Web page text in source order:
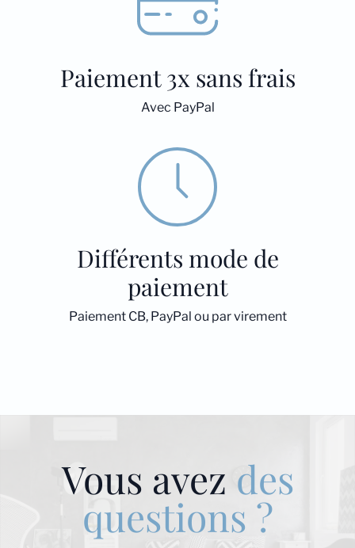
Paiement 3x sans frais
Avec PayPal
Différents mode de
paiement
Paiement CB, PayPal ou par virement
Vous avez des
questions ?